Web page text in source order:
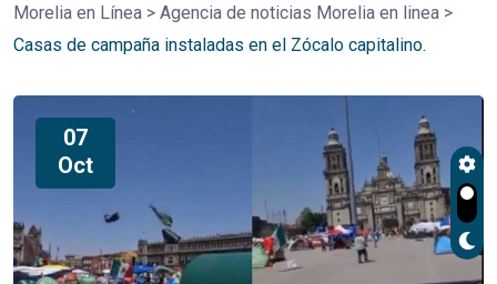
Morelia en Línea > Agencia de noticias Morelia en linea >
Casas de campaña instaladas en el Zócalo capitalino.
07
Oct